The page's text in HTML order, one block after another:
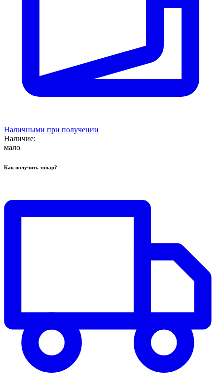
Наличными при получении
Наличие:
мало
Как получить товар?